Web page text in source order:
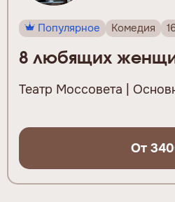
Популярное Комедия
8 любящих
Театр Моссовета |
От